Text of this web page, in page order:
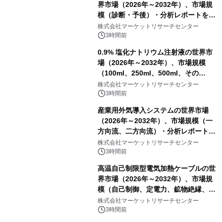
界市場（2026年～2032年）、市場規
模（診断・予後）・分析レポートを発
表
株式会社マーケットリサーチセンター
3時間前
0.9% 塩化ナトリウム注射液の世界市
場（2026年～2032年）、市場規模
（100ml、250ml、500ml、その
他）・分析レポートを発表
株式会社マーケットリサーチセンター
3時間前
産業用外気導入システムの世界市場
（2026年～2032年）、市場規模（一
方向流、二方向流）・分析レポートを
発表
株式会社マーケットリサーチセンター
3時間前
高温自己制限型電気加熱ケーブルの世
界市場（2026年～2032年）、市場規
模（自己制御、定電力、鉱物絶縁、表
皮効果）・分析レポートを発表
株式会社マーケットリサーチセンター
3時間前